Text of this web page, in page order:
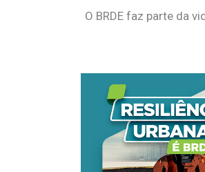
O BRDE faz parte da